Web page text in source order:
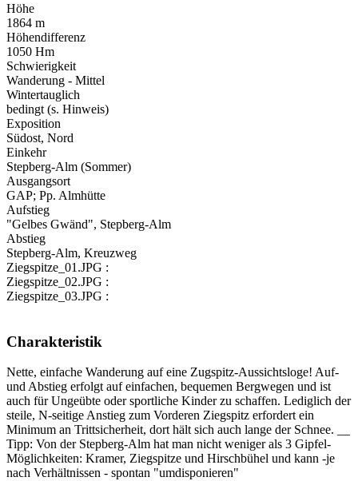
Höhe
1864 m
Höhendifferenz
1050 Hm
Schwierigkeit
Wanderung - Mittel
Wintertauglich
bedingt (s. Hinweis)
Exposition
Südost, Nord
Einkehr
Stepberg-Alm (Sommer)
Ausgangsort
GAP; Pp. Almhütte
Aufstieg
"Gelbes Gwänd", Stepberg-Alm
Abstieg
Stepberg-Alm, Kreuzweg
Ziegspitze_01.JPG :
Ziegspitze_02.JPG :
Ziegspitze_03.JPG :
Charakteristik
Nette, einfache Wanderung auf eine Zugspitz-Aussichtsloge! Auf-
und Abstieg erfolgt auf einfachen, bequemen Bergwegen und ist
auch für Ungeübte oder sportliche Kinder zu schaffen. Lediglich der
steile, N-seitige Anstieg zum Vorderen Ziegspitz erfordert ein
Minimum an Trittsicherheit, dort hält sich auch lange der Schnee. __
Tipp: Von der Stepberg-Alm hat man nicht weniger als 3 Gipfel-
Möglichkeiten: Kramer, Ziegspitze und Hirschbühel und kann -je
nach Verhältnissen - spontan "umdisponieren"